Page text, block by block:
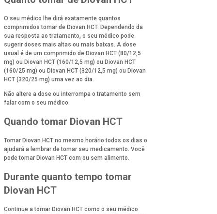
O seu médico lhe dirá exatamente quantos
comprimidos tomar de Diovan HCT. Dependendo da
sua resposta ao tratamento, o seu médico pode
sugerir doses mais altas ou mais baixas. A dose
usual é de um comprimido de Diovan HCT (80/12,5
mg) ou Diovan HCT (160/12,5 mg) ou Diovan HCT
(160/25 mg) ou Diovan HCT (320/12,5 mg) ou Diovan
HCT (320/25 mg) uma vez ao dia.
Não altere a dose ou interrompa o tratamento sem
falar com o seu médico.
Quando tomar Diovan HCT
Tomar Diovan HCT no mesmo horário todos os dias o
ajudará a lembrar de tomar seu medicamento. Você
pode tomar Diovan HCT com ou sem alimento.
Durante quanto tempo tomar
Diovan HCT
Continue a tomar Diovan HCT como o seu médico